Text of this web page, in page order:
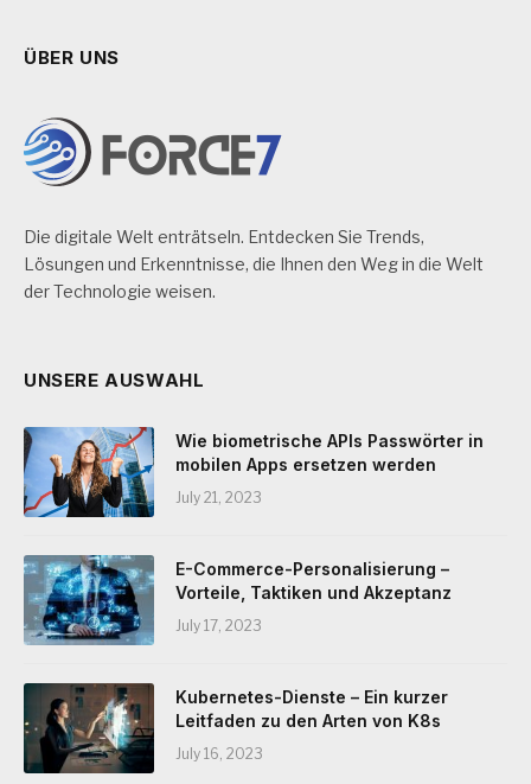
ÜBER UNS
Die digitale Welt enträtseln. Entdecken Sie Trends,
Lösungen und Erkenntnisse, die Ihnen den Weg in die Welt
der Technologie weisen.
UNSERE AUSWAHL
Wie biometrische APIs Passwörter in
mobilen Apps ersetzen werden
July 21, 2023
E-Commerce-Personalisierung –
Vorteile, Taktiken und Akzeptanz
July 17, 2023
Kubernetes-Dienste – Ein kurzer
Leitfaden zu den Arten von K8s
July 16, 2023